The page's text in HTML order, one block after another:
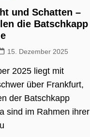
und Schatten –
die Batschkapp
15. Dezember 2025
2025 liegt mit
über Frankfurt,
der Batschkapp
sind im Rahmen ihrer